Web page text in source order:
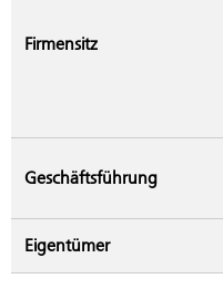
Firmensitz
Geschäftsführung
Eigentümer